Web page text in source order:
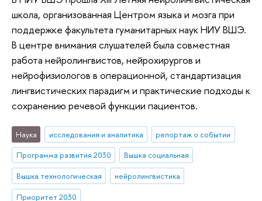
школа, организованная Центром языка и мозга при
поддержке факультета гуманитарных наук НИУ ВШЭ.
В центре внимания слушателей была совместная
работа нейролингвистов, нейрохирургов и
нейрофизиологов в операционной, стандартизация
лингвистических парадигм и практические подходы к
сохранению речевой функции пациентов.
Наука исследования и аналитика
репортаж о событии
Программа развития 2030
Вышка социальная
Вышка технологическая
нейролингвистика
Приоритет 2030